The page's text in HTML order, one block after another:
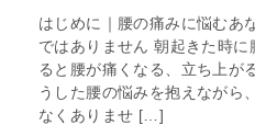
はじめに｜腰の痛みに悩むあ
ではありません 朝起きた時
ると腰が痛くなる、立ち上が
うした腰の悩みを抱えながら
なくありませ […]